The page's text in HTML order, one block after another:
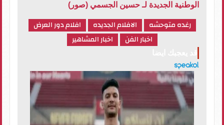
الوطنية الجديدة لـ حسين الجسمي (صور)
رغده متوحشه الافلام الجديده
افلام دور العرض
اخبار الفن
اخبار المشاهير